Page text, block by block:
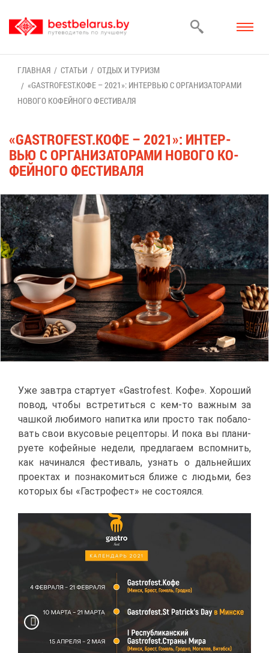
ГЛАВ­НАЯ СТА­ТЬИ
ОТ­ДЫХ И ТУ­РИЗМ
«GASTROFEST.КО­ФЕ – 2021»: ИН­ТЕР­ВЬЮ С ОР­ГА­НИ­ЗА­ТО­РА­МИ
НО­ВО­ГО КО­ФЕЙ­НО­ГО ФЕ­СТИ­ВА­ЛЯ
«GASTROFEST.КО­ФЕ – 2021»: ИН­ТЕР­
ВЬЮ С ОР­ГА­НИ­ЗА­ТО­РА­МИ НО­ВО­ГО КО­
ФЕЙ­НО­ГО ФЕ­СТИ­ВА­ЛЯ
Уже зав­тра стар­ту­ет «Gastrofest. Ко­фе». Хо­ро­ший
по­вод, что­бы встре­тить­ся с кем-то важ­ным за
чаш­кой лю­би­мо­го на­пит­ка или про­сто так по­ба­ло­
вать свои вку­со­вые ре­цеп­то­ры. И по­ка вы пла­ни­
ру­е­те ко­фей­ные неде­ли, пред­ла­га­ем вспом­нить,
как на­чи­нал­ся фе­сти­валь, узнать о даль­ней­ших
про­ек­тах и по­зна­ко­мить­ся бли­же с лю­дь­ми, без
ко­то­рых бы «Га­стро­фест» не со­сто­ял­ся.